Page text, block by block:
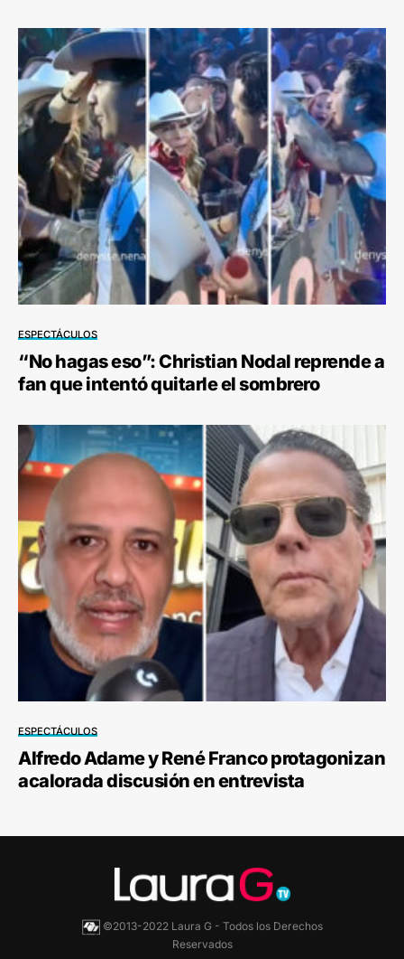
ESPECTÁCULOS
“No hagas eso”: Christian Nodal reprende a
fan que intentó quitarle el sombrero
ESPECTÁCULOS
Alfredo Adame y René Franco protagonizan
acalorada discusión en entrevista
©2013-2022 Laura G - Todos los Derechos
Reservados